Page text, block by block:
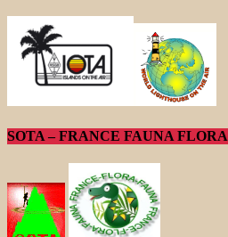
SOTA – FRANCE FAUNA FLORA